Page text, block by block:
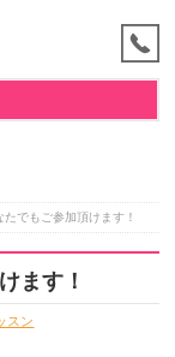
でもご参加頂けます！
ます！
スン